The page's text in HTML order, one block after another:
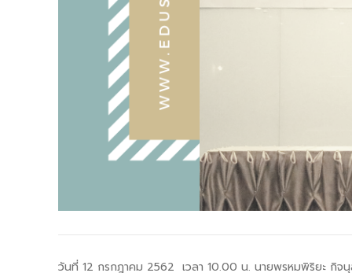
เกี่ยวกับเรา
-- รู้จัก พื้นที่นวัตกรรมการศึกษา
-- คณะกรรมการนโยบายพื้นที่นวัตกรรมการศึกษา
-- คณะอนุกรรมการ 6 คณะ
-- ทีมงาน สบน.
วันที่ 12 กรกฎาคม 2562 เวลา 10.00 น. นายพรหมพิริยะ กิจ